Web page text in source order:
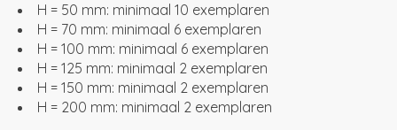
H = 50 mm: minimaal 10 exemplaren
H = 70 mm: minimaal 6 exemplaren
H = 100 mm: minimaal 6 exemplaren
H = 125 mm: minimaal 2 exemplaren
H = 150 mm: minimaal 2 exemplaren
H = 200 mm: minimaal 2 exemplaren